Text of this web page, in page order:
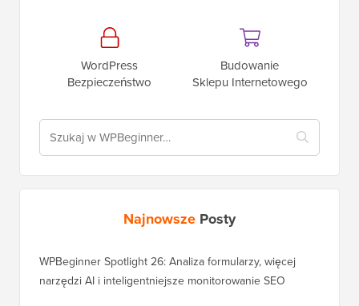
WordPress
Bezpieczeństwo
Budowanie
Sklepu Internetowego
Najnowsze Posty
WPBeginner Spotlight 26: Analiza formularzy, więcej
narzędzi AI i inteligentniejsze monitorowanie SEO